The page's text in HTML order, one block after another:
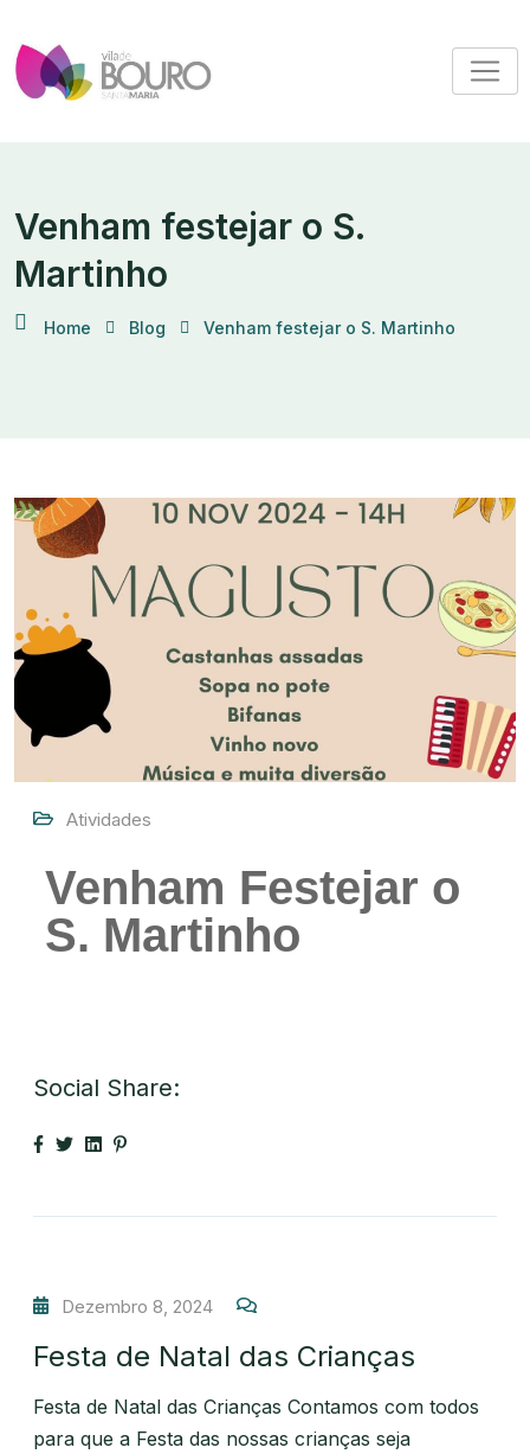
Venham festejar o S.
Martinho
Home Blog Venham festejar o S. Martinho
Atividades
Venham Festejar o
S. Martinho
Social Share:
Dezembro 8, 2024
Festa de Natal das Crianças
Festa de Natal das Crianças Contamos com todos
para que a Festa das nossas crianças seja